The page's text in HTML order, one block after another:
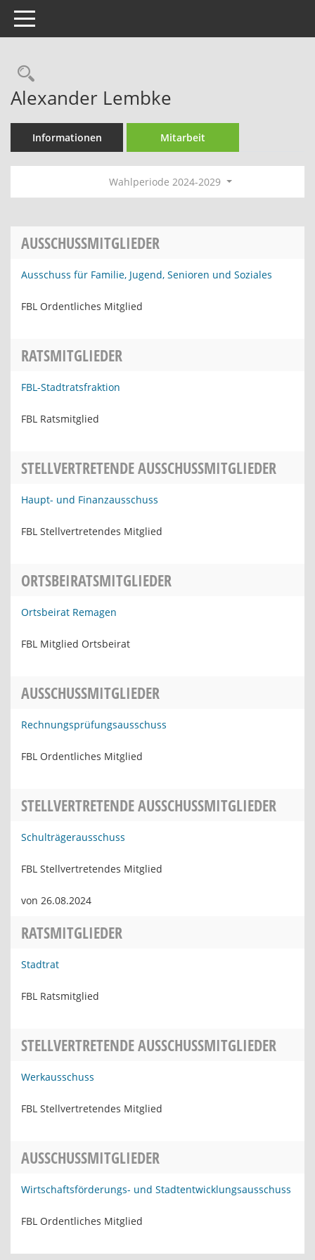
Toggle navigation
Rechercheauswahl
Alexander Lembke
Informationen Mitarbeit
Wahlperiode 2024-2029
AUSSCHUSSMITGLIEDER
Ausschuss für Familie, Jugend, Senioren und Soziales
FBL Ordentliches Mitglied
RATSMITGLIEDER
FBL-Stadtratsfraktion
FBL Ratsmitglied
STELLVERTRETENDE AUSSCHUSSMITGLIEDER
Haupt- und Finanzausschuss
FBL Stellvertretendes Mitglied
ORTSBEIRATSMITGLIEDER
Ortsbeirat Remagen
FBL Mitglied Ortsbeirat
AUSSCHUSSMITGLIEDER
Rechnungsprüfungsausschuss
FBL Ordentliches Mitglied
STELLVERTRETENDE AUSSCHUSSMITGLIEDER
Schulträgerausschuss
FBL Stellvertretendes Mitglied
von 26.08.2024
RATSMITGLIEDER
Stadtrat
FBL Ratsmitglied
STELLVERTRETENDE AUSSCHUSSMITGLIEDER
Werkausschuss
FBL Stellvertretendes Mitglied
AUSSCHUSSMITGLIEDER
Wirtschaftsförderungs- und Stadtentwicklungsausschuss
FBL Ordentliches Mitglied